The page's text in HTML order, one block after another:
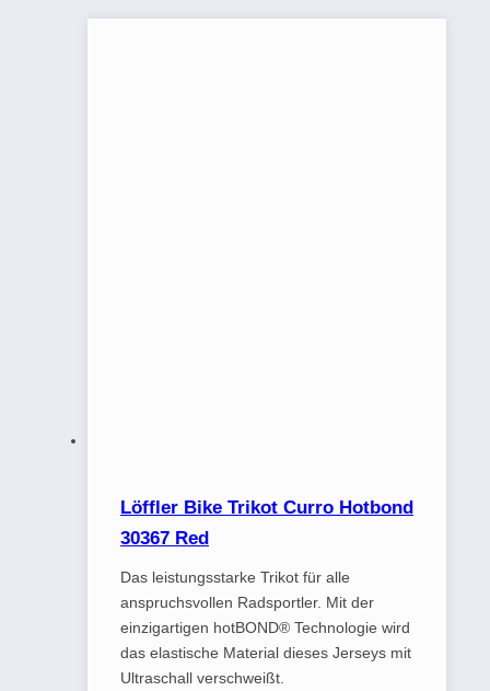
Löffler Bike Trikot Curro Hotbond
30367 Red
Das leistungsstarke Trikot für alle
anspruchsvollen Radsportler. Mit der
einzigartigen hotBOND® Technologie wird
das elastische Material dieses Jerseys mit
Ultraschall verschweißt.